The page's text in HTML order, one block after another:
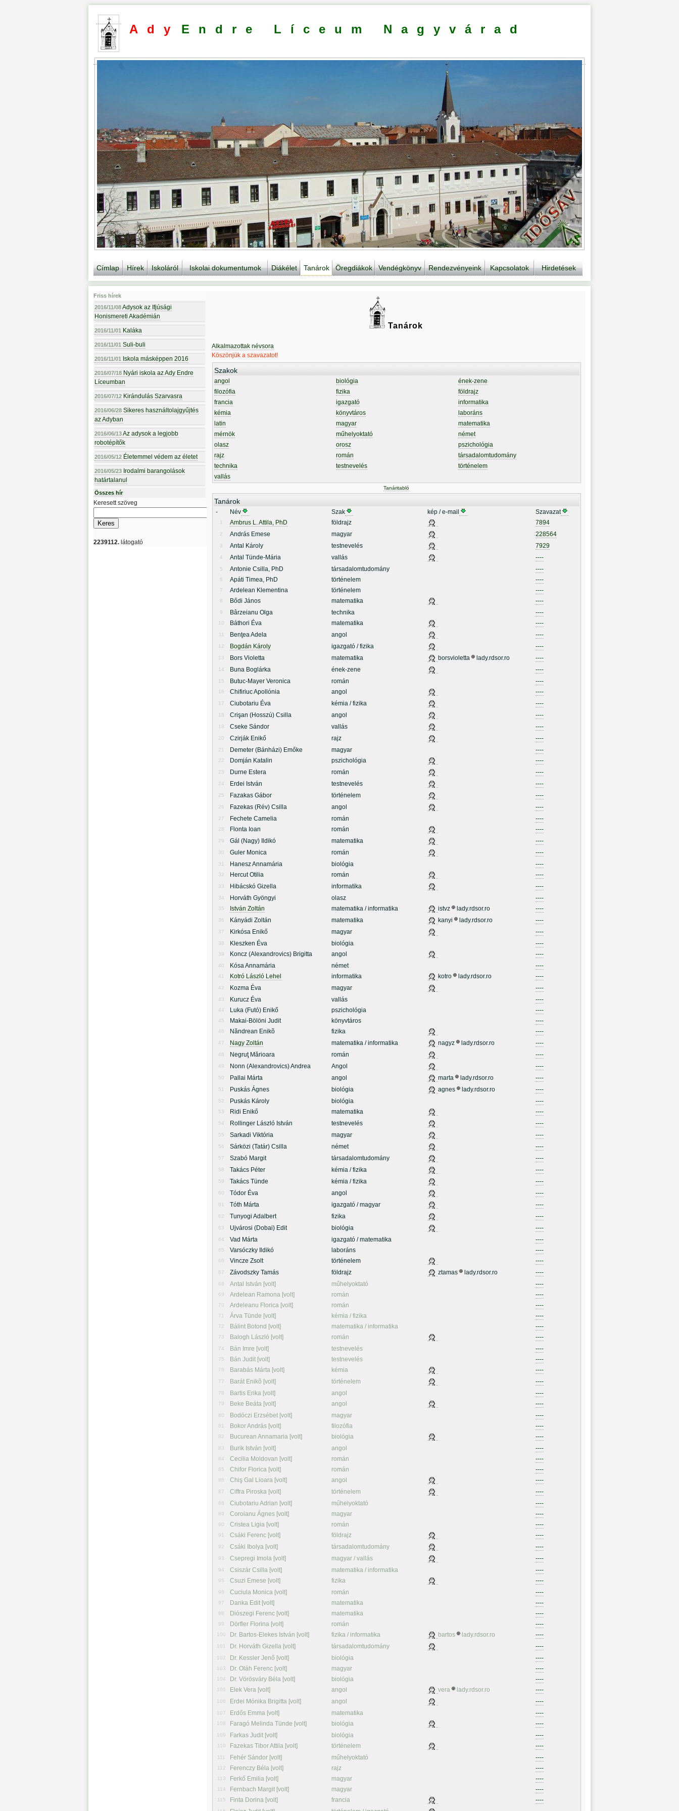
Ady Endre Líceum Nagyvárad
Címlap Hírek Iskoláról Iskolai dokumentumok Diákélet Tanárok Öregdiákok Vendégkönyv Rendezvényeink Kapcsolatok Hirdetések
Friss hírek
2016/11/08Adysok az Ifjúsági
Honismereti Akadémián
2016/11/01 Kaláka
2016/11/01 Suli-buli
2016/11/01 Iskola másképpen 2016
2016/07/18 Nyári iskola az Ady Endre
Líceumban
2016/07/12 Kirándulás Szarvasra
2016/06/28 Sikeres használtolajgyűjtés
az Adyban
2016/06/13Az adysok a legjobb
robotépítők
2016/05/12 Életemmel védem az életet
2016/05/23 Irodalmi barangolások
határtalanul
Összes hír
Keresett szöveg
2239112. látogató
Tanárok
Alkalmazottak névsora
Köszönjük a szavazatot!
Szakok
angol biológia
ének-zene
filozófia
fizika
földrajz
francia
igazgató
informatika
kémia
könyvtáros
laboráns
latin
magyar
matematika
mérnök
műhelyoktató
német
olasz
orosz
pszichológia
rajz
román
társadalomtudomány
technika
testnevelés
történelem
vallás
Tanáritabló
Tanárok
- Név Szak kép / e-mail Szavazat
1 Ambrus L. Attila, PhD földrajz 7894
2 András Emese magyar 228564
3 Antal Károly testnevelés 7929
4 Antal Tünde-Mária vallás ----
5 Antonie Csilla, PhD társadalomtudomány ----
6 Apáti Timea, PhD történelem ----
7 Ardelean Klementina történelem ----
8 Bődi János matematika ----
9 Bârzeianu Olga technika ----
10 Báthori Éva matematika ----
11 Benţea Adela angol ----
12 Bogdán Károly igazgató / fizika ----
13 Bors Violetta matematika borsvioletta lady.rdsor.ro ----
14 Buna Boglárka ének-zene ----
15 Butuc-Mayer Veronica román ----
16 Chifiriuc Apollónia angol ----
17 Ciubotariu Éva kémia / fizika ----
18 Crişan (Hosszú) Csilla angol ----
19 Cseke Sándor vallás ----
20 Czirják Enikő rajz ----
21 Demeter (Bánházi) Emőke magyar ----
22 Domján Katalin pszichológia ----
23 Durne Estera román ----
24 Erdei István testnevelés ----
25 Fazakas Gábor történelem ----
26 Fazekas (Rév) Csilla angol ----
27 Fechete Camelia román ----
28 Flonta Ioan román ----
29 Gál (Nagy) Ildikó matematika ----
30 Guler Monica román ----
31 Hanesz Annamária biológia ----
32 Hercut Otilia román ----
33 Hibácskó Gizella informatika ----
34 Horváth Gyöngyi olasz ----
35 István Zoltán matematika / informatika istvz lady.rdsor.ro ----
36 Kányádi Zoltán matematika kanyi lady.rdsor.ro ----
37 Kirkósa Enikő magyar ----
38 Kleszken Éva biológia ----
39 Koncz (Alexandrovics) Brigitta angol ----
40 Kósa Annamária német ----
41 Kotró László Lehel informatika kotro lady.rdsor.ro ----
42 Kozma Éva magyar ----
43 Kurucz Éva vallás ----
44 Luka (Futó) Enikő pszichológia ----
45 Makai-Bölöni Judit könyvtáros ----
46 Năndrean Enikõ fizika ----
47 Nagy Zoltán matematika / informatika nagyz lady.rdsor.ro ----
48 Negruţ Mărioara román ----
49 Nonn (Alexandrovics) Andrea Angol ----
50 Pallai Márta angol marta lady.rdsor.ro ----
51 Puskás Ágnes biológia agnes lady.rdsor.ro ----
52 Puskás Károly biológia ----
53 Ridi Enikő matematika ----
54 Rollinger László István testnevelés ----
55 Sarkadi Viktória magyar ----
56 Sárközi (Tatár) Csilla német ----
57 Szabó Margit társadalomtudomány ----
58 Takács Péter kémia / fizika ----
59 Takács Tünde kémia / fizika ----
60 Tódor Éva angol ----
61 Tóth Márta igazgató / magyar ----
62 Tunyogi Adalbert fizika ----
63 Ujvárosi (Dobai) Edit biológia ----
64 Vad Márta igazgató / matematika ----
65 Varsóczky Ildikó laboráns ----
66 Vincze Zsolt történelem ----
67 Závodszky Tamás földrajz ztamas lady.rdsor.ro ----
68 Antal István [volt] műhelyoktató ----
69 Ardelean Ramona [volt] román ----
70 Ardeleanu Florica [volt] román ----
71 Árva Tünde [volt] kémia / fizika ----
72 Bálint Botond [volt] matematika / informatika ----
73 Balogh László [volt] román ----
74 Bán Imre [volt] testnevelés ----
75 Bán Judit [volt] testnevelés ----
76 Barabás Márta [volt] kémia ----
77 Barát Enikõ [volt] történelem ----
78 Bartis Erika [volt] angol ----
79 Beke Beáta [volt] angol ----
80 Bodóczi Erzsébet [volt] magyar ----
81 Bokor András [volt] filozófia ----
82 Bucurean Annamaria [volt] biológia ----
83 Burik István [volt] angol ----
84 Cecilia Moldovan [volt] román ----
85 Chifor Florica [volt] román ----
86 Chiş Gal Lioara [volt] angol ----
87 Ciffra Piroska [volt] történelem ----
88 Ciubotariu Adrian [volt] műhelyoktató ----
89 Coroianu Ágnes [volt] magyar ----
90 Cristea Ligia [volt] román ----
91 Csáki Ferenc [volt] földrajz ----
92 Csáki Ibolya [volt] társadalomtudomány ----
93 Csepregi Imola [volt] magyar / vallás ----
94 Csiszár Csilla [volt] matematika / informatika ----
95 Csuzi Emese [volt] fizika ----
96 Cuciula Monica [volt] román ----
97 Danka Edit [volt] matematika ----
98 Diószegi Ferenc [volt] matematika ----
99 Dörfler Florina [volt] román ----
100 Dr. Bartos-Elekes István [volt] fizika / informatika bartos lady.rdsor.ro ----
101 Dr. Horváth Gizella [volt] társadalomtudomány ----
102 Dr. Kessler Jenő [volt] biológia ----
103 Dr. Oláh Ferenc [volt] magyar ----
104 Dr. Vörösváry Béla [volt] biológia ----
105 Elek Vera [volt] angol vera lady.rdsor.ro ----
106 Erdei Mónika Brigitta [volt] angol ----
107 Erdős Emma [volt] matematika ----
108 Faragó Melinda Tünde [volt] biológia ----
109 Farkas Judit [volt] biológia ----
110 Fazekas Tibor Attila [volt] történelem ----
111 Fehér Sándor [volt] műhelyoktató ----
112 Ferenczy Béla [volt] rajz ----
113 Ferkő Emilia [volt] magyar ----
114 Fernbach Margit [volt] magyar ----
115 Finta Dorina [volt] francia ----